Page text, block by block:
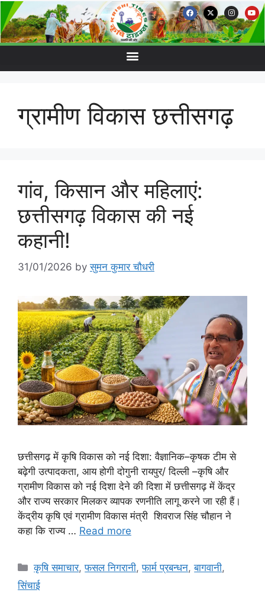
ग्रामीण विकास छत्तीसगढ़
गांव, किसान और महिलाएं:
छत्तीसगढ़ विकास की नई
कहानी!
31/01/2026 byसुमन कुमार चौधरी
छत्तीसगढ़ में कृषि विकास को नई दिशा: वैज्ञानिक–कृषक टीम से
बढ़ेगी उत्पादकता, आय होगी दोगुनी रायपुर/ दिल्ली –कृषि और
ग्रामीण विकास को नई दिशा देने की दिशा में छत्तीसगढ़ में केंद्र
और राज्य सरकार मिलकर व्यापक रणनीति लागू करने जा रही हैं।
केंद्रीय कृषि एवं ग्रामीण विकास मंत्री शिवराज सिंह चौहान ने
कहा कि राज्य … Read more
कृषि समाचार,फसल निगरानी,फार्म प्रबन्धन,बागवानी,
सिंचाई